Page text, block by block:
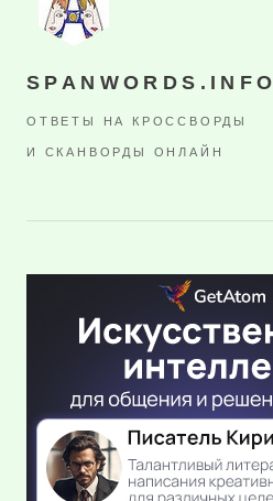
SPANWORDS.INFO
ОТВЕТЫ НА КРОССВОРДЫ
И СКАНВОРДЫ ОНЛАЙН